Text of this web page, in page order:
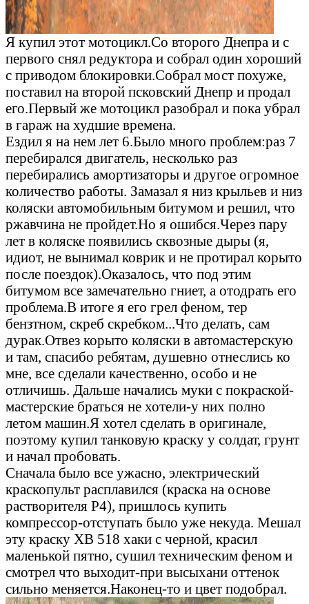
Я купил этот мотоцикл.Со второго Днепра и с
первого снял редуктора и собрал один хороший
с приводом блокировки.Собрал мост похуже,
поставил на второй псковский Днепр и продал
его.Первый же мотоцикл разобрал и пока убрал
в гараж на худшие времена.
Ездил я на нем лет 6.Было много проблем:раз 7
перебирался двигатель, несколько раз
перебирались амортизаторы и другое огромное
количество работы. Замазал я низ крыльев и низ
коляски автомобильным битумом и решил, что
ржавчина не пройдет.Но я ошибся.Через пару
лет в коляске появились сквозные дыры (я,
идиот, не вынимал коврик и не протирал корыто
после поездок).Оказалось, что под этим
битумом все замечательно гниет, а отодрать его
проблема.В итоге я его грел феном, тер
бензтном, скреб скребком...Что делать, сам
дурак.Отвез корыто коляски в автомастерскую
и там, спасибо ребятам, душевно отнеслись ко
мне, все сделали качественно, особо и не
отличишь. Дальше начались муки с покраской-
мастерские браться не хотели-у них полно
летом машин.Я хотел сделать в оригинале,
поэтому купил танковую краску у солдат, грунт
и начал пробовать.
Сначала было все ужасно, электрический
краскопульт расплавился (краска на основе
растворителя Р4), пришлось купить
компрессор-отступать было уже некуда. Мешал
эту краску ХВ 518 хаки с черной, красил
маленькой пятно, сушил техническим феном и
смотрел что выходит-при высыхани оттенок
сильно меняется.Наконец-то и цвет подобрал.